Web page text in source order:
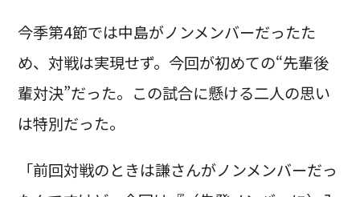
今季第4節では中島がノンメンバーだったた
め、対戦は実現せず。今回が初めての“先輩後
輩対決”だった。この試合に懸ける二人の思い
は特別だった。
「前回対戦のときは謙さんがノンメンバーだっ